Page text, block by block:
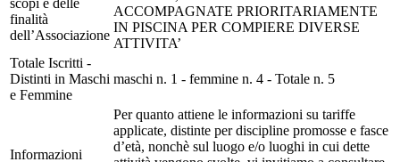
finalità
dell’Associazione
ACCOMPAGNATE PRIORITARIAMENTE
IN PISCINA PER COMPIERE DIVERSE
ATTIVITA’
Totale Iscritti -
Distinti in Maschi
e Femmine
maschi n. 1 - femmine n. 4 - Totale n. 5
Informazioni
Per quanto attiene le informazioni su tariffe
applicate, distinte per discipline promosse e fasce
d’età, nonchè sul luogo e/o luoghi in cui dette